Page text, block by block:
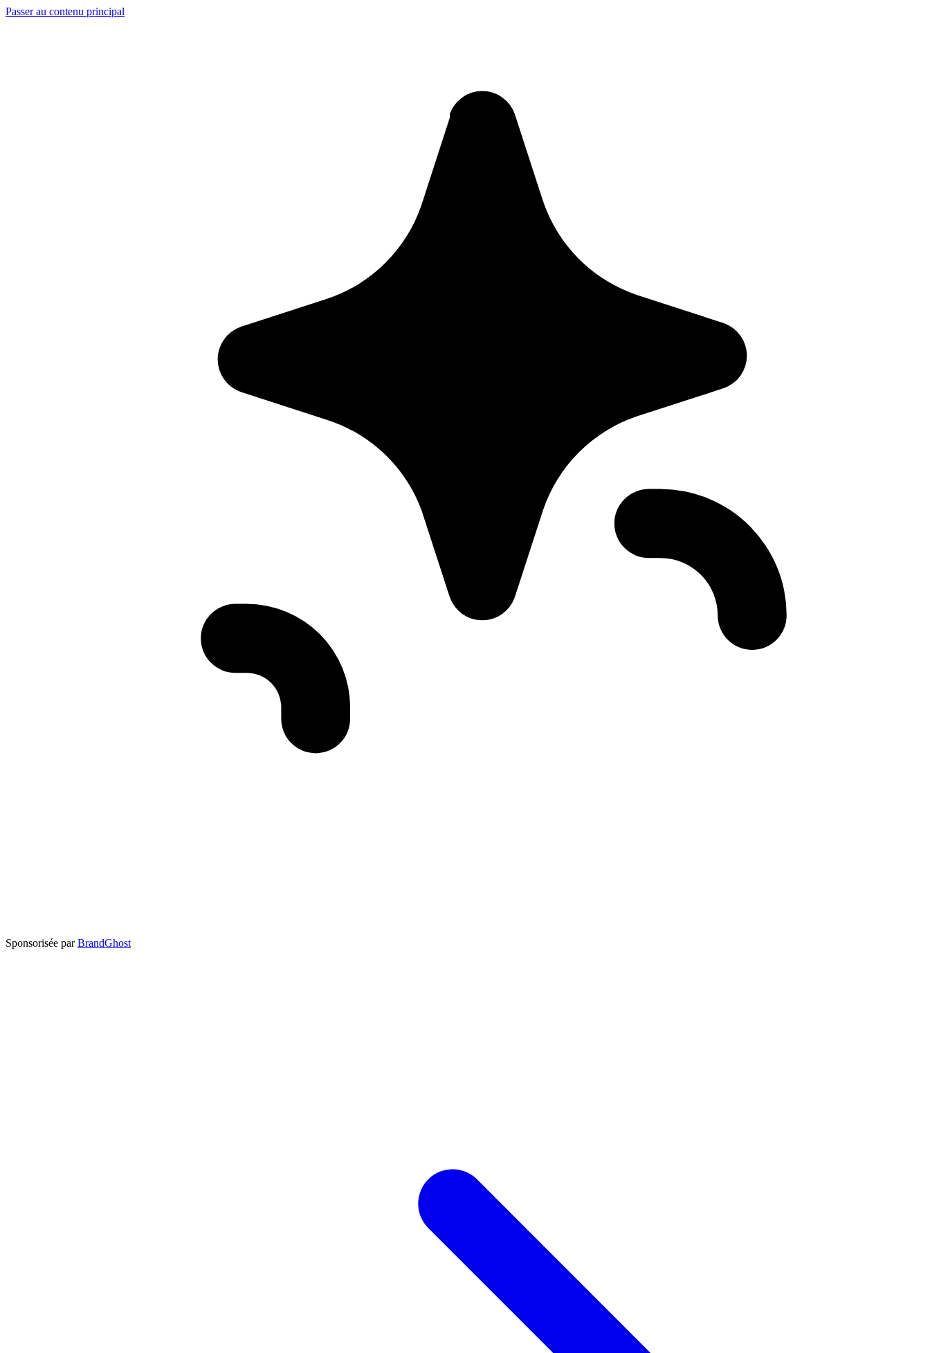
Passer au contenu principal
Sponsorisée par BrandGhost